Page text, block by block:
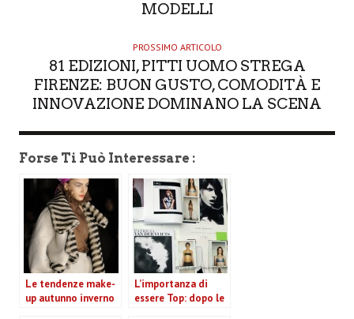
MODELLI
PROSSIMO ARTICOLO
81 EDIZIONI, PITTI UOMO STREGA
FIRENZE: BUON GUSTO, COMODITÀ E
INNOVAZIONE DOMINANO LA SCENA
Forse Ti Può Interessare :
Le tendenze make-
up autunno inverno
L’importanza di
essere Top: dopo le